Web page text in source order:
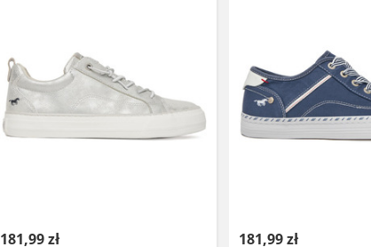
181,99 zł 181,99 zł